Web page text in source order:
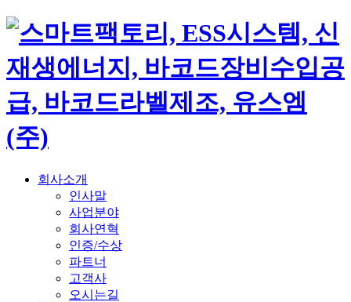
회사소개
인사말
사업분야
회사연혁
인증/수상
파트너
고객사
오시는길